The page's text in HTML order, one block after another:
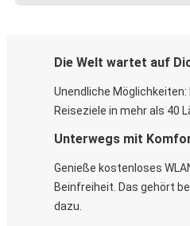
Die Welt wartet auf
Unendliche Möglichkeiten:
Reiseziele in mehr als 40
Unterwegs mit
Genieße kostenloses
Beinfreiheit. Das gehört
dazu.